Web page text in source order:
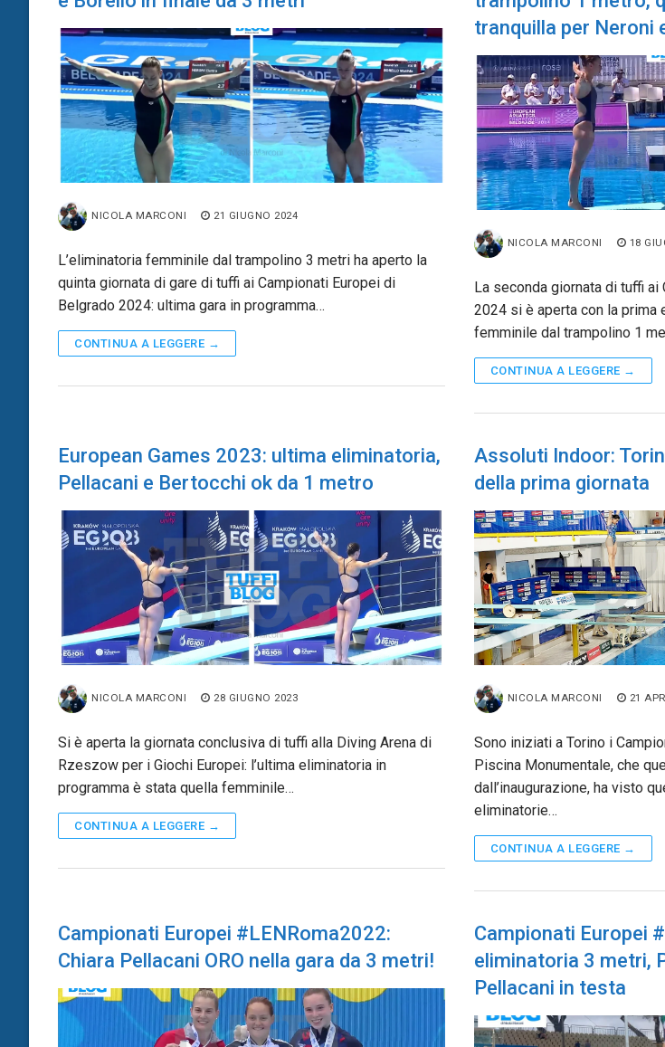
NICOLA MARCONI 21 GIUGNO 2024
L’eliminatoria femminile dal trampolino 3 metri ha aperto la
quinta giornata di gare di tuffi ai Campionati Europei di
Belgrado 2024: ultima gara in programma…
CONTINUA A LEGGERE →
tranquilla per Neroni
NICOLA MARCONI 18
La seconda giornata di tuffi
2024 si è aperta con la prima
femminile dal trampolino 1
CONTINUA A LEGGERE →
European Games 2023: ultima eliminatoria,
Pellacani e Bertocchi ok da 1 metro
NICOLA MARCONI 28 GIUGNO 2023
Si è aperta la giornata conclusiva di tuffi alla Diving Arena di
Rzeszow per i Giochi Europei: l’ultima eliminatoria in
programma è stata quella femminile…
CONTINUA A LEGGERE →
Assoluti Indoor:
della prima giornata
NICOLA MARCONI 21
Sono iniziati a Torino i
Piscina Monumentale, che
dall’inaugurazione, ha visto
eliminatorie…
CONTINUA A LEGGERE →
Campionati Europei #LENRoma2022:
Chiara Pellacani ORO nella gara da 3 metri!
Campionati Europei
eliminatoria 3 metri,
Pellacani in testa